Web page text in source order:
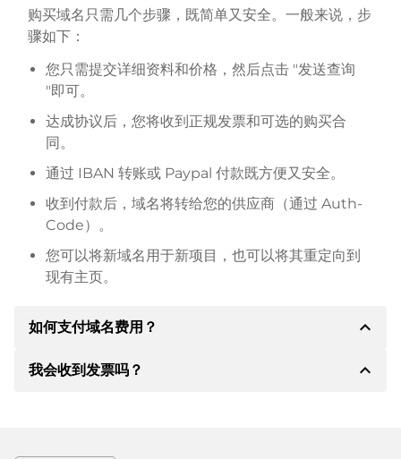
购买域名只需几个步骤，既简单又安全。一般来说，步
骤如下：
您只需提交详细资料和价格，然后点击 "发送查询
"即可。
达成协议后，您将收到正规发票和可选的购买合
同。
通过 IBAN 转账或 Paypal 付款既方便又安全。
收到付款后，域名将转给您的供应商（通过 Auth-
Code）。
您可以将新域名用于新项目，也可以将其重定向到
现有主页。
如何支付域名费用？ expand_less
达成协议后，房东将通知您付款细节。房主随后会向您
我会收到发票吗？ expand_less